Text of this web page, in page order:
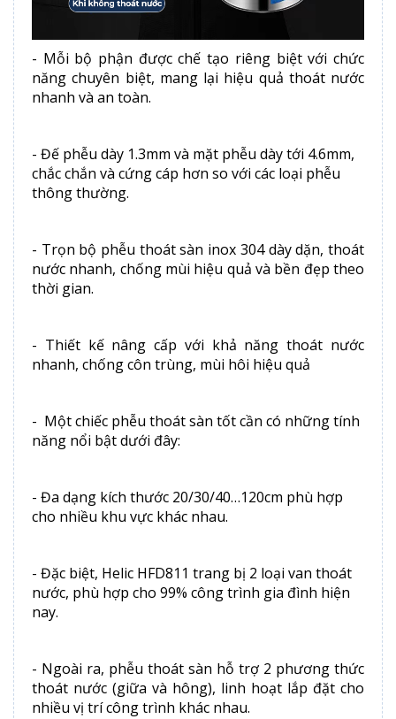
- Mỗi bộ phận được chế tạo riêng biệt với chức
năng chuyên biệt, mang lại hiệu quả thoát nước
nhanh và an toàn.
- Đế phễu dày 1.3mm và mặt phễu dày tới 4.6mm,
chắc chắn và cứng cáp hơn so với các loại phễu
thông thường.
- Trọn bộ phễu thoát sàn inox 304 dày dặn, thoát
nước nhanh, chống mùi hiệu quả và bền đẹp theo
thời gian.
- Thiết kế nâng cấp với khả năng thoát nước
nhanh, chống côn trùng, mùi hôi hiệu quả
- Một chiếc phễu thoát sàn tốt cần có những tính
năng nổi bật dưới đây:
- Đa dạng kích thước 20/30/40…120cm phù hợp
cho nhiều khu vực khác nhau.
- Đặc biệt, Helic HFD811 trang bị 2 loại van thoát
nước, phù hợp cho 99% công trình gia đình hiện
nay.
- Ngoài ra, phễu thoát sàn hỗ trợ 2 phương thức
thoát nước (giữa và hông), linh hoạt lắp đặt cho
nhiều vị trí công trình khác nhau.